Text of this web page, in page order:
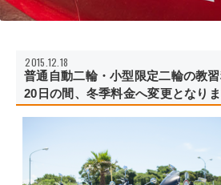
2015.12.18
普通自動二輪・小型限定二輪の教
20日の間、冬季料金へ変更となりま